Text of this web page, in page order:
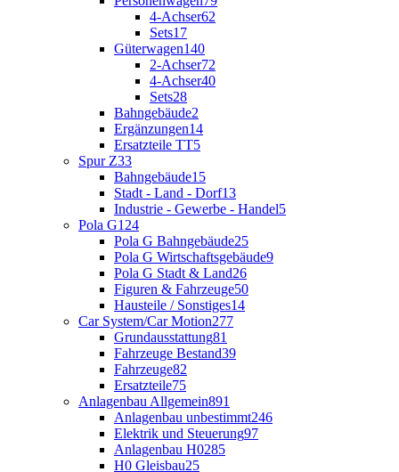
4-Achser62
Sets17
Güterwagen140
2-Achser72
4-Achser40
Sets28
Bahngebäude2
Ergänzungen14
Ersatzteile TT5
Spur Z33
Bahngebäude15
Stadt - Land - Dorf13
Industrie - Gewerbe - Handel5
Pola G124
Pola G Bahngebäude25
Pola G Wirtschaftsgebäude9
Pola G Stadt & Land26
Figuren & Fahrzeuge50
Hausteile / Sonstiges14
Car System/Car Motion277
Grundausstattung81
Fahrzeuge Bestand39
Fahrzeuge82
Ersatzteile75
Anlagenbau Allgemein891
Anlagenbau unbestimmt246
Elektrik und Steuerung97
Anlagenbau H0285
H0 Gleisbau25